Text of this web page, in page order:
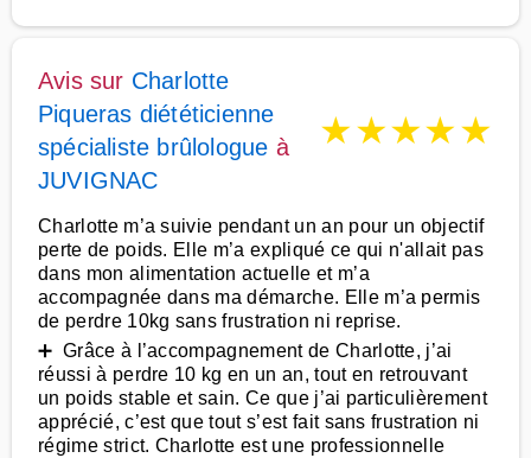
Avis sur Charlotte
Piqueras diététicienne
spécialiste brûlologue à
JUVIGNAC
★★★★★
Charlotte m’a suivie pendant un an pour un objectif
perte de poids. Elle m’a expliqué ce qui n'allait pas
dans mon alimentation actuelle et m’a
accompagnée dans ma démarche. Elle m’a permis
de perdre 10kg sans frustration ni reprise.
➕ Grâce à l’accompagnement de Charlotte, j’ai
réussi à perdre 10 kg en un an, tout en retrouvant
un poids stable et sain. Ce que j’ai particulièrement
apprécié, c’est que tout s’est fait sans frustration ni
régime strict. Charlotte est une professionnelle